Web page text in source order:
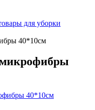
для уборки
40*10см